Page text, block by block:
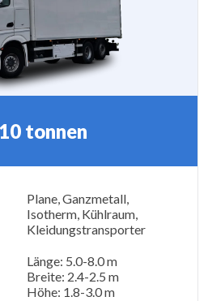
tonnen
Plane, Ganzmetall,
Isotherm, Kühlraum,
Kleidungstransporter
Länge: 5.0-8.0 m
Breite: 2.4-2.5 m
Höhe: 1.8-3.0 m